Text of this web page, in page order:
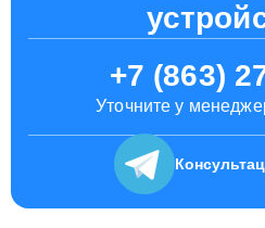
+7 (863)
Уточните у